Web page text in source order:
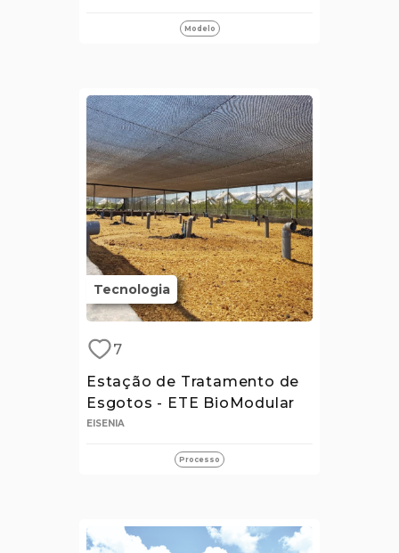
Modelo
Tecnologia
7
Estação de Tratamento de
Esgotos - ETE BioModular
EISENIA
Processo